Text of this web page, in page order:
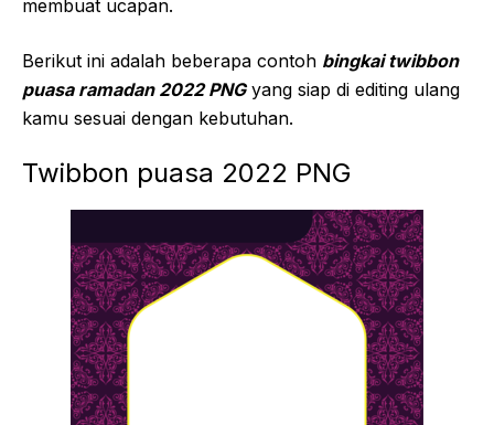
membuat ucapan.
Berikut ini adalah beberapa contoh bingkai twibbon
puasa ramadan 2022 PNGyang siap di editing ulang
kamu sesuai dengan kebutuhan.
Twibbon puasa 2022 PNG